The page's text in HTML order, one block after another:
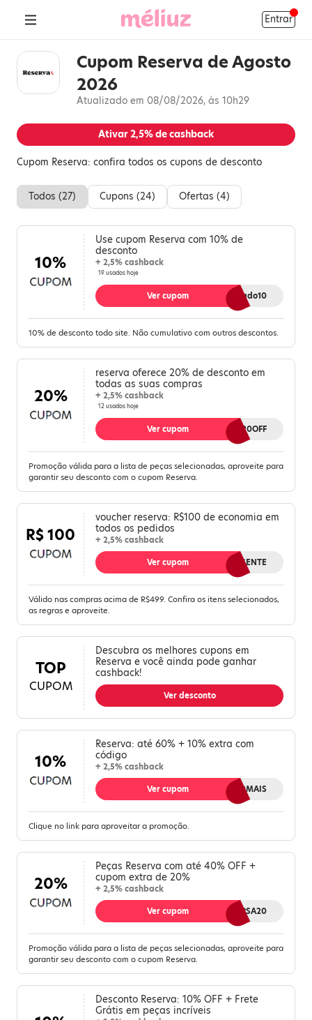
Entrar
Cupom Reserva de Agosto
2026
Atualizado em 08/08/2026, às 10h29
Ativar2,5%de cashback
Cupom Reserva: confira todos os cupons de desconto
Todos (27) Cupons (24) Ofertas (4)
10%
Use cupom Reserva com 10% de
desconto
+ 2,5% cashback
19 usados hoje
Afiliado10
Ver cupom
10% de desconto todo site. Não cumulativo com outros descontos.
20%
reserva oferece 20% de desconto em
todas as suas compras
+ 2,5% cashback
12 usados hoje
KIT20OFF
Ver cupom
Promoção válida para a lista de peças selecionadas, aproveite para
garantir seu desconto com o cupom Reserva.
R$ 100
voucher reserva: R$100 de economia em
todos os pedidos
+ 2,5% cashback
PRESENTE
Ver cupom
Válido nas compras acima de R$499. Confira os itens selecionados,
as regras e aproveite.
TOP
CUPOM
Descubra os melhores cupons em
Reserva e você ainda pode ganhar
cashback!
Ver desconto
10%
Reserva: até 60% + 10% extra com
código
+ 2,5% cashback
10MAIS
Ver cupom
Clique no link para aproveitar a promoção.
20%
Peças Reserva com até 40% OFF +
cupom extra de 20%
+ 2,5% cashback
REVERSA20
Ver cupom
Promoção válida para a lista de peças selecionadas, aproveite para
garantir seu desconto com o cupom Reserva.
Desconto Reserva: 10% OFF + Frete
Grátis em peças incríveis